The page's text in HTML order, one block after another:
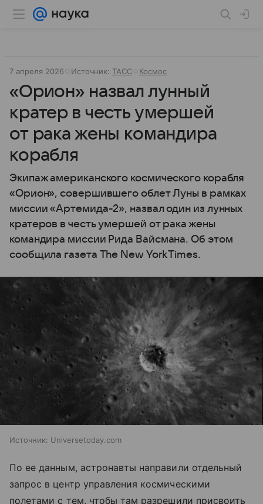
7 апреля 2026 Источник: ТАСС Космос
«Орион» назвал лунный
кратер в честь умершей
от рака жены командира
корабля
Экипаж американского космического корабля
«Орион», совершившего облет Луны в рамках
миссии «Артемида-2», назвал один из лунных
кратеров в честь умершей от рака жены
командира миссии Рида Вайсмана. Об этом
сообщила газета The New York Times.
Источник: Universetoday.com
По ее данным, астронавты направили отдельный
запрос в центр управления космическими
полетами с тем, чтобы там разрешили присвоить